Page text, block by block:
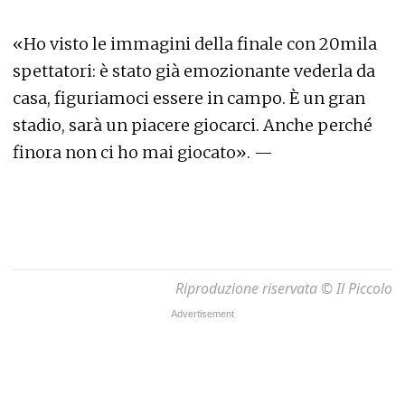
«Ho visto le immagini della finale con 20mila
spettatori: è stato già emozionante vederla da
casa, figuriamoci essere in campo. È un gran
stadio, sarà un piacere giocarci. Anche perché
finora non ci ho mai giocato». —
Riproduzione riservata © Il Piccolo